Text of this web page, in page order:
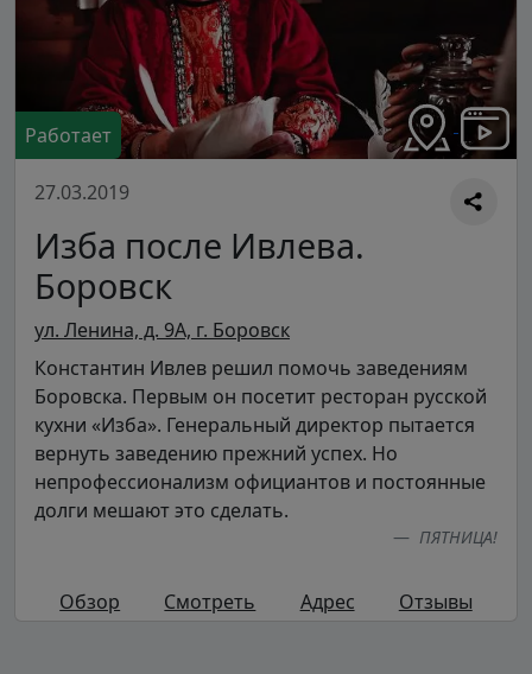
Работает
27.03.2019
Изба после Ивлева.
Боровск
ул. Ленина, д. 9А, г. Боровск
Константин Ивлев решил помочь заведениям
Боровска. Первым он посетит ресторан русской
кухни «Изба». Генеральный директор пытается
вернуть заведению прежний успех. Но
непрофессионализм официантов и постоянные
долги мешают это сделать.
ПЯТНИЦА!
Обзор Смотреть Адрес Отзывы